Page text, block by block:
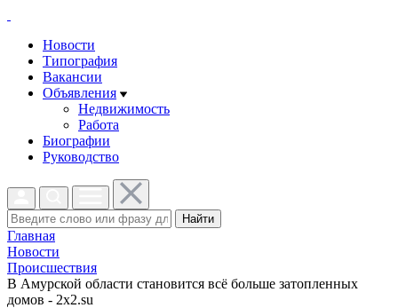
Новости
Типография
Вакансии
Объявления
Недвижимость
Работа
Биографии
Руководство
Найти
Главная
Новости
Проиcшествия
В Амурской области становится всё больше затопленных
домов - 2x2.su